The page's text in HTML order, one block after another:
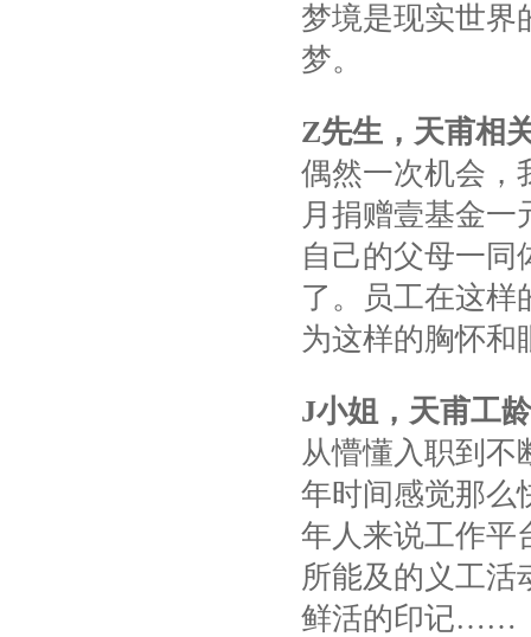
梦境是现实世界
梦。
Z先生，天甫相
偶然一次机会，
月捐赠壹基金
自己的父母一同
了。员工在这样
为这样的胸怀和
J小姐，天甫工龄
从懵懂入职到不
年时间感觉那么
年人来说工作平
所能及的义工活
鲜活的印记……